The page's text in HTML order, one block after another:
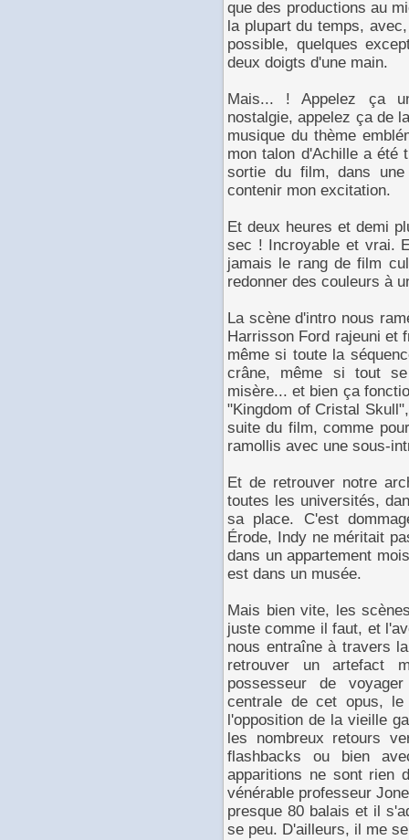
que des productions au
la plupart du temps,
possible, quelques
deux doigts d'une main.
Mais... ! Appelez ça
nostalgie, appelez ça de
musique du thème
mon talon d'Achille a été
sortie du film, dans
contenir mon excitation.
Et deux heures et demi
sec ! Incroyable et vrai.
jamais le rang de film
redonner des couleurs à
La scène d'intro nous
Harrisson Ford rajeuni et
même si toute la
crâne, même si tout
misère... et bien ça
"Kingdom of Cristal
suite du film, comme
ramollis avec une sous-
Et de retrouver notre
toutes les universités,
sa place. C'est
Érode, Indy ne méritait
dans un appartement
est dans un musée.
Mais bien vite, les
juste comme il faut, et
nous entraîne à travers
retrouver un artefact
possesseur de
centrale de cet opus,
l'opposition de la vieille
les nombreux retours
flashbacks ou bien
apparitions ne sont rien
vénérable professeur
presque 80 balais et il
se peu. D'ailleurs, il me